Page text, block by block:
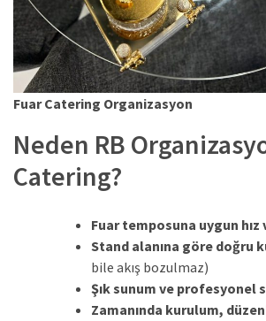
Fuar Catering Organizasyon
Neden RB
Catering?
Fuar temposuna uygun hız
Stand alanına göre doğru
bile akış bozulmaz)
Şık sunum ve profesyonel
Zamanında kurulum,